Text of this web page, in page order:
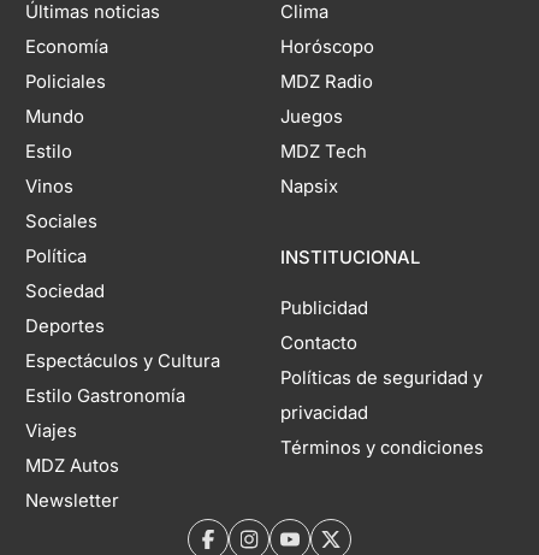
Últimas noticias
Economía
Policiales
Mundo
Estilo
Vinos
Sociales
Política
Sociedad
Deportes
Espectáculos y Cultura
Estilo Gastronomía
Viajes
MDZ Autos
Newsletter
Clima
Horóscopo
MDZ Radio
Juegos
MDZ Tech
Napsix
INSTITUCIONAL
Publicidad
Contacto
Políticas de seguridad y
privacidad
Términos y condiciones